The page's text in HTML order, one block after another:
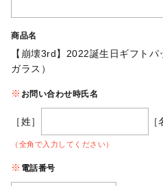
商品名
【崩壊3rd】2022誕生日ギフト
ガラス）
お問い合わせ時氏名
［姓］ ［
（全角で入力してください）
電話番号